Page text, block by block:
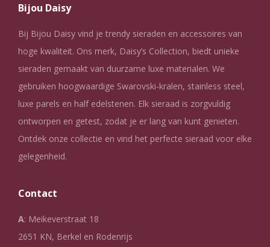
Bijou Daisy
Bij Bijou Daisy vind je trendy sieraden en accessoires van
hoge kwaliteit. Ons merk, Daisy’s Collection, biedt unieke
sieraden gemaakt van duurzame luxe materialen. We
gebruiken hoogwaardige Swarovski-kralen, stainless steel,
luxe parels en half edelstenen. Elk sieraad is zorgvuldig
ontworpen en getest, zodat je er lang van kunt genieten.
Ontdek onze collectie en vind het perfecte sieraad voor elke
gelegenheid.
Contact
A: Meikeverstraat 18
2651 KN, Berkel en Rodenrijs